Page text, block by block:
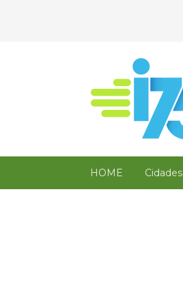
HOME Cidades